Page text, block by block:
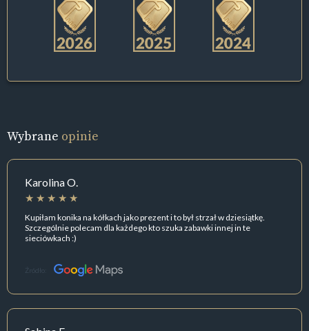
Wybrane opinie
Karolina O.
Kupiłam konika na kółkach jako prezent i to był strzał w dziesiątkę.
Szczególnie polecam dla każdego kto szuka zabawki innej in te
sieciówkach :)
Źródło: